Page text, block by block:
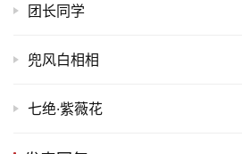
团长同学
兜风白相相
七绝·紫薇花